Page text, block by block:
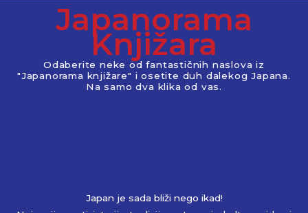
Japanorama
Knjižara
Odaberite neke od fantastičnih naslova iz
"Japanorama knjižare" i osetite duh dalekog Japana.
Na samo dva klika od vas.
Japan je sada bliži nego ikad!